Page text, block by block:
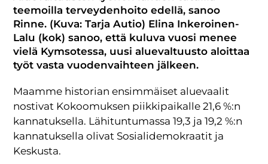
teemoilla terveydenhoito edellä, sanoo
Rinne. (Kuva: Tarja Autio) Elina Inkeroinen-
Lalu (kok) sanoo, että kuluva vuosi menee
vielä Kymsotessa, uusi aluevaltuusto aloittaa
työt vasta vuodenvaihteen jälkeen.
Maamme historian ensimmäiset aluevaalit
nostivat Kokoomuksen piikkipaikalle 21,6 %:n
kannatuksella. Lähi­tuntumassa 19,3 ja 19,2 %:n
kannatuksella olivat Sosialidemokraatit ja
Keskusta.